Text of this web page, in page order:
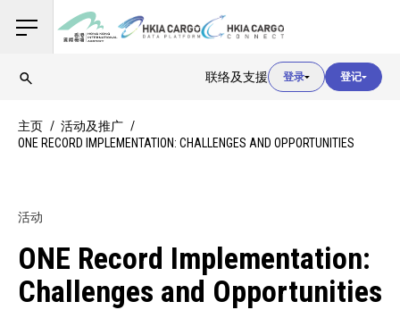
联络及支援 登录
用户登入
用户登入
登记
主页
活动及推广
ONE RECORD IMPLEMENTATION: CHALLENGES AND OPPORTUNITIES
活动
ONE Record Implementation:
Challenges and Opportunities